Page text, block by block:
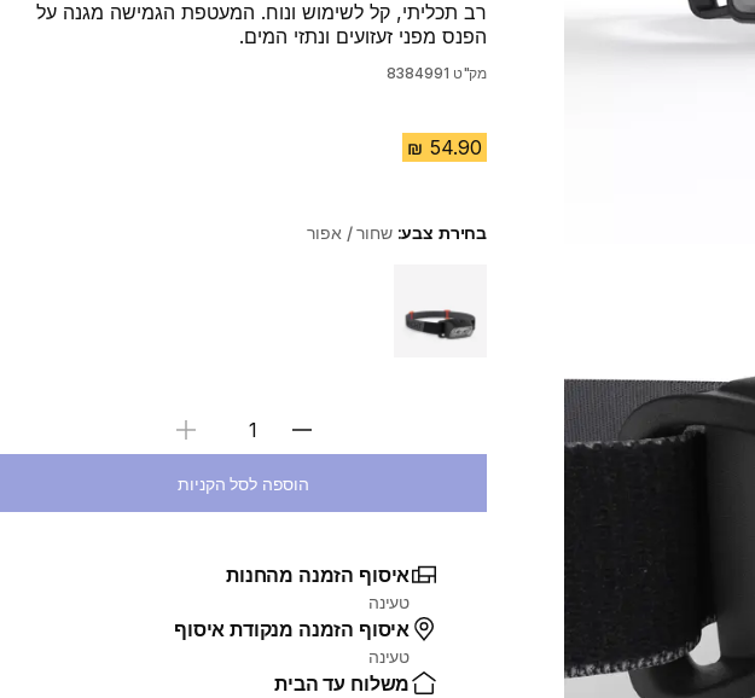
רב תכליתי, קל לשימוש ונוח. המעטפת הגמישה מגנה על
הפנס מפני זעזועים ונתזי המים.
מק"ט 8384991
בחירת צבע:שחור / אפור
בחירת כמות
הוספה לסל הקניות
איסוף הזמנה מהחנות
טעינה
איסוף הזמנה מנקודת איסוף
טעינה
משלוח עד הבית